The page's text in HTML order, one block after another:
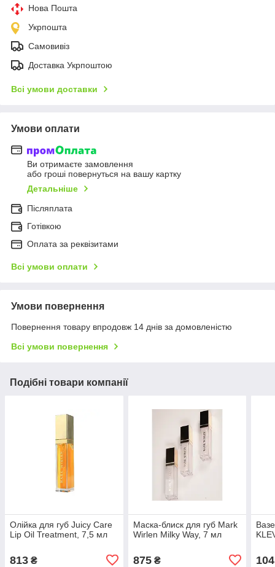
Нова Пошта
Укрпошта
Самовивіз
Доставка Укрпоштою
Всі умови доставки
Умови оплати
Ви отримаєте замовлення
або гроші повернуться на вашу картку
Детальніше
Післяплата
Готівкою
Оплата за реквізитами
Всі умови оплати
Умови повернення
Повернення товару впродовж 14 днів за домовленістю
Всі умови повернення
Подібні товари компанії
Олійка для губ Juicy Care
Lip Oil Treatment, 7,5 мл
813 ₴
Маска-блиск для губ Mark
Wirlen Milky Way, 7 мл
875₴